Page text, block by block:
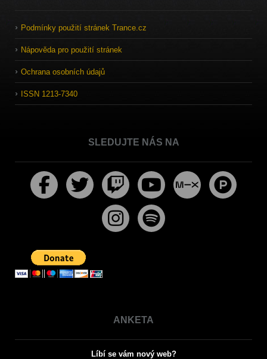
Podmínky použití stránek Trance.cz
Nápověda pro použití stránek
Ochrana osobních údajů
ISSN 1213-7340
SLEDUJTE NÁS NA
ANKETA
Líbí se vám nový web?